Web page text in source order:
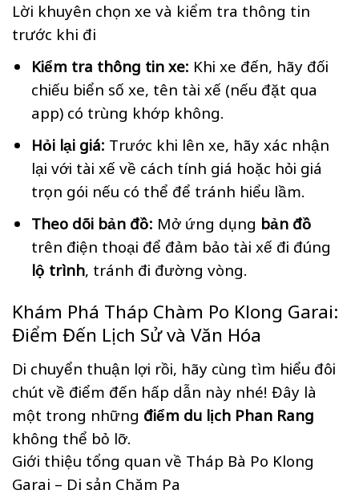
Lời khuyên chọn xe và kiểm tra thông tin
trước khi đi
Kiểm tra thông tin xe: Khi xe đến, hãy đối
chiếu biển số xe, tên tài xế (nếu đặt qua
app) có trùng khớp không.
Hỏi lại giá: Trước khi lên xe, hãy xác nhận
lại với tài xế về cách tính giá hoặc hỏi giá
trọn gói nếu có thể để tránh hiểu lầm.
Theo dõi bản đồ: Mở ứng dụng bản đồ
trên điện thoại để đảm bảo tài xế đi đúng
lộ trình, tránh đi đường vòng.
Khám Phá Tháp Chàm Po Klong Garai:
Điểm Đến Lịch Sử và Văn Hóa
Di chuyển thuận lợi rồi, hãy cùng tìm hiểu đôi
chút về điểm đến hấp dẫn này nhé! Đây là
một trong những điểm du lịch Phan Rang
không thể bỏ lỡ.
Giới thiệu tổng quan về Tháp Bà Po Klong
Garai – Di sản Chăm Pa